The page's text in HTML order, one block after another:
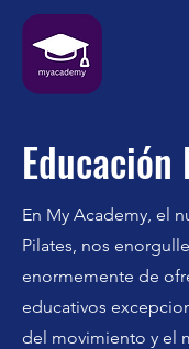
En My Academy, el
Pilates, nos
enormemente de
educativos
del movimiento y el